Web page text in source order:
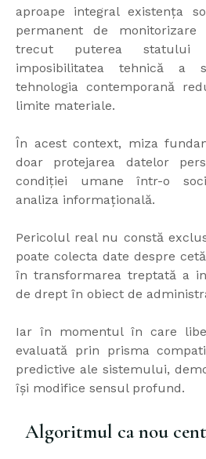
aproape integral existența
permanent de
trecut puterea
imposibilitatea tehnică a
tehnologia contemporană
limite materiale.
În acest context, miza
doar protejarea datelor
condiției umane într-o
analiza informațională.
Pericolul real nu constă
poate colecta date despre
în transformarea treptată a
de drept în obiect de
Iar în momentul în care
evaluată prin prisma
predictive ale sistemului,
își modifice sensul profund.
Algoritmul ca nou